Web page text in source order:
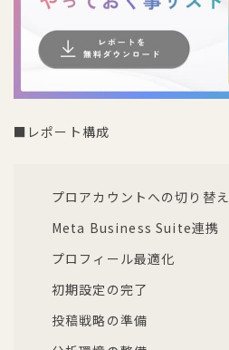
■レポート構成
プロアカウントへの切り替え
Meta Business Suite連携
プロフィール最適化
初期設定の完了
投稿戦略の準備